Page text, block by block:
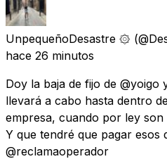
UnpequeñoDesastre ۞
hace 26 minutos
Doy la baja de fijo de @yoigo
llevará a cabo hasta dentro
empresa, cuando por ley
Y que tendré que pagar esos
@reclamaoperador